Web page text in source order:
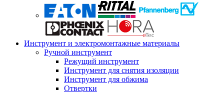
Инструмент и электромонтажные материалы
Ручной инструмент
Режущий инструмент
Инструмент для снятия изоляции
Инструмент для обжима
Отвертки